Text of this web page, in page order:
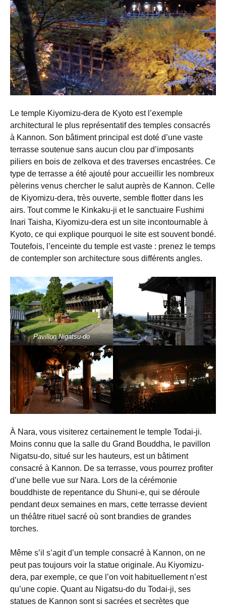
Le temple Kiyomizu-dera de Kyoto est l’exemple
architectural le plus représentatif des temples consacrés
à Kannon. Son bâtiment principal est doté d’une vaste
terrasse soutenue sans aucun clou par d’imposants
piliers en bois de zelkova et des traverses encastrées. Ce
type de terrasse a été ajouté pour accueillir les nombreux
pèlerins venus chercher le salut auprès de Kannon. Celle
de Kiyomizu-dera, très ouverte, semble flotter dans les
airs. Tout comme le Kinkaku-ji et le sanctuaire Fushimi
Inari Taisha, Kiyomizu-dera est un site incontournable à
Kyoto, ce qui explique pourquoi le site est souvent bondé.
Toutefois, l’enceinte du temple est vaste : prenez le temps
de contempler son architecture sous différents angles.
Pavillon Nigatsu-do
À Nara, vous visiterez certainement le temple Todai-ji.
Moins connu que la salle du Grand Bouddha, le pavillon
Nigatsu-do, situé sur les hauteurs, est un bâtiment
consacré à Kannon. De sa terrasse, vous pourrez profiter
d’une belle vue sur Nara. Lors de la cérémonie
bouddhiste de repentance du Shuni-e, qui se déroule
pendant deux semaines en mars, cette terrasse devient
un théâtre rituel sacré où sont brandies de grandes
torches.
Même s’il s’agit d’un temple consacré à Kannon, on ne
peut pas toujours voir la statue originale. Au Kiyomizu-
dera, par exemple, ce que l’on voit habituellement n’est
qu’une copie. Quant au Nigatsu-do du Todai-ji, ses
statues de Kannon sont si sacrées et secrètes que